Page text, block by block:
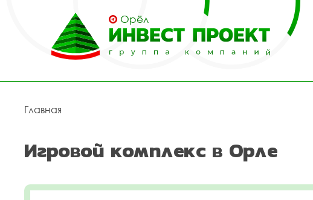
Орёл
Главная
Игровой комплекс в Орле